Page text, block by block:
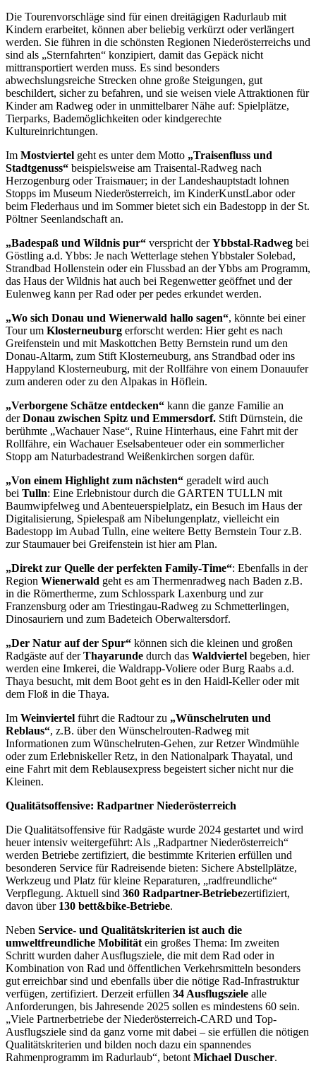
Die Tourenvorschläge sind für einen dreitägigen Radurlaub mit
Kindern erarbeitet, können aber beliebig verkürzt oder verlängert
werden. Sie führen in die schönsten Regionen Niederösterreichs und
sind als „Sternfahrten“ konzipiert, damit das Gepäck nicht
mittransportiert werden muss. Es sind besonders
abwechslungsreiche Strecken ohne große Steigungen, gut
beschildert, sicher zu befahren, und sie weisen viele Attraktionen für
Kinder am Radweg oder in unmittelbarer Nähe auf: Spielplätze,
Tierparks, Bademöglichkeiten oder kindgerechte
Kultureinrichtungen.
Im Mostviertel geht es unter dem Motto „Traisenfluss und
Stadtgenuss“ beispielsweise am Traisental-Radweg nach
Herzogenburg oder Traismauer; in der Landeshauptstadt lohnen
Stopps im Museum Niederösterreich, im KinderKunstLabor oder
beim Flederhaus und im Sommer bietet sich ein Badestopp in der St.
Pöltner Seenlandschaft an.
„Badespaß und Wildnis pur“ verspricht derYbbstal-Radweg bei
Göstling a.d. Ybbs: Je nach Wetterlage stehen Ybbstaler Solebad,
Strandbad Hollenstein oder ein Flussbad an der Ybbs am Programm,
das Haus der Wildnis hat auch bei Regenwetter geöffnet und der
Eulenweg kann per Rad oder per pedes erkundet werden.
„Wo sich Donau und Wienerwald hallo sagen“, könnte bei einer
Tour um Klosterneuburg erforscht werden: Hier geht es nach
Greifenstein und mit Maskottchen Betty Bernstein rund um den
Donau-Altarm, zum Stift Klosterneuburg, ans Strandbad oder ins
Happyland Klosterneuburg, mit der Rollfähre von einem Donauufer
zum anderen oder zu den Alpakas in Höflein.
„Verborgene Schätze entdecken“ kann die ganze Familie an
derDonau zwischen Spitz und Emmersdorf. Stift Dürnstein, die
berühmte „Wachauer Nase“, Ruine Hinterhaus, eine Fahrt mit der
Rollfähre, ein Wachauer Eselsabenteuer oder ein sommerlicher
Stopp am Naturbadestrand Weißenkirchen sorgen dafür.
„Von einem Highlight zum nächsten“ geradelt wird auch
bei Tulln: Eine Erlebnistour durch die GARTEN TULLN mit
Baumwipfelweg und Abenteuerspielplatz, ein Besuch im Haus der
Digitalisierung, Spielespaß am Nibelungenplatz, vielleicht ein
Badestopp im Aubad Tulln, eine weitere Betty Bernstein Tour z.B.
zur Staumauer bei Greifenstein ist hier am Plan.
„Direkt zur Quelle der perfekten Family-Time“: Ebenfalls in der
Region Wienerwald geht es am Thermenradweg nach Baden z.B.
in die Römertherme, zum Schlosspark Laxenburg und zur
Franzensburg oder am Triestingau-Radweg zu Schmetterlingen,
Dinosauriern und zum Badeteich Oberwaltersdorf.
„Der Natur auf der Spur“ können sich die kleinen und großen
Radgäste auf derThayarunde durch das Waldviertel begeben, hier
werden eine Imkerei, die Waldrapp-Voliere oder Burg Raabs a.d.
Thaya besucht, mit dem Boot geht es in den Haidl-Keller oder mit
dem Floß in die Thaya.
Im Weinviertel führt die Radtour zu „Wünschelruten und
Reblaus“, z.B. über den Wünschelrouten-Radweg mit
Informationen zum Wünschelruten-Gehen, zur Retzer Windmühle
oder zum Erlebniskeller Retz, in den Nationalpark Thayatal, und
eine Fahrt mit dem Reblausexpress begeistert sicher nicht nur die
Kleinen.
Qualitätsoffensive: Radpartner Niederösterreich
Die Qualitätsoffensive für Radgäste wurde 2024 gestartet und wird
heuer intensiv weitergeführt: Als „Radpartner Niederösterreich“
werden Betriebe zertifiziert, die bestimmte Kriterien erfüllen und
besonderen Service für Radreisende bieten: Sichere Abstellplätze,
Werkzeug und Platz für kleine Reparaturen, „radfreundliche“
Verpflegung. Aktuell sind 360 Radpartner-Betriebezertifiziert,
davon über 130 bett&bike-Betriebe.
Neben Service- und Qualitätskriterien ist auch die
umweltfreundliche Mobilität ein großes Thema: Im zweiten
Schritt wurden daher Ausflugsziele, die mit dem Rad oder in
Kombination von Rad und öffentlichen Verkehrsmitteln besonders
gut erreichbar sind und ebenfalls über die nötige Rad-Infrastruktur
verfügen, zertifiziert. Derzeit erfüllen 34 Ausflugsziele alle
Anforderungen, bis Jahresende 2025 sollen es mindestens 60 sein.
„Viele Partnerbetriebe der Niederösterreich-CARD und Top-
Ausflugsziele sind da ganz vorne mit dabei – sie erfüllen die nötigen
Qualitätskriterien und bilden noch dazu ein spannendes
Rahmenprogramm im Radurlaub“, betont Michael Duscher.